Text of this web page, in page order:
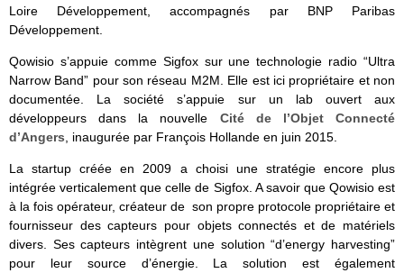
Loire Développement, accompagnés par BNP Paribas
Développement.
Qowisio s’appuie comme Sigfox sur une technologie radio “Ultra
Narrow Band” pour son réseau M2M. Elle est ici propriétaire et non
documentée. La société s’appuie sur un lab ouvert aux
développeurs dans la nouvelle Cité de l’Objet Connecté
d’Angers , inaugurée par François Hollande en juin 2015.
La startup créée en 2009 a choisi une stratégie encore plus
intégrée verticalement que celle de Sigfox. A savoir que Qowisio est
à la fois opérateur, créateur de son propre protocole propriétaire et
fournisseur des capteurs pour objets connectés et de matériels
divers. Ses capteurs intègrent une solution “d’energy harvesting”
pour leur source d’énergie. La solution est également